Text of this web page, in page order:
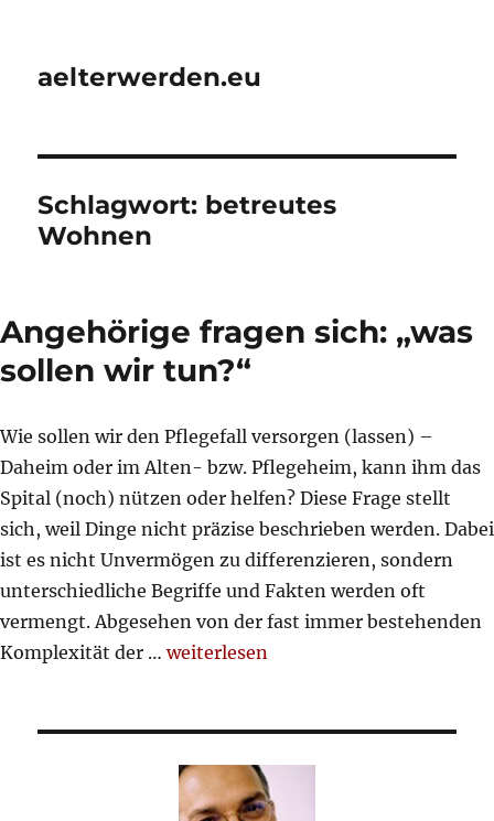
aelterwerden.eu
Schlagwort: betreutes
Wohnen
Angehörige fragen sich: „was
sollen wir tun?“
Wie sollen wir den Pflegefall versorgen (lassen) –
Daheim oder im Alten- bzw. Pflegeheim, kann ihm das
Spital (noch) nützen oder helfen? Diese Frage stellt
sich, weil Dinge nicht präzise beschrieben werden. Dabei
ist es nicht Unvermögen zu differenzieren, sondern
unterschiedliche Begriffe und Fakten werden oft
vermengt. Abgesehen von der fast immer bestehenden
Komplexität der …„Angehörige fragen sich: „was
weiterlesen